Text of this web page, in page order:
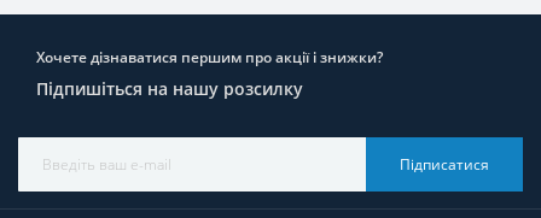
Хочете дізнаватися першим про акції і знижки?
Підпишіться на нашу розсилку
Підписатися